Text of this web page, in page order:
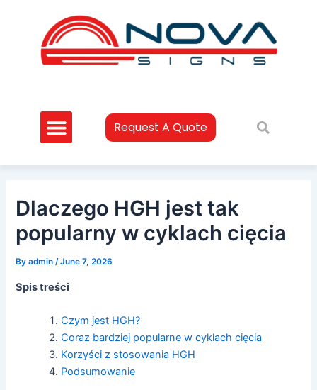
Request A Quote
Dlaczego HGH jest tak
popularny w cyklach cięcia
Byadmin/June 7, 2026
Spis treści
Czym jest HGH?
Coraz bardziej popularne w cyklach cięcia
Korzyści z stosowania HGH
Podsumowanie
navigation